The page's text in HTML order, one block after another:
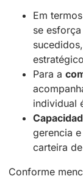
Em
se
Para a
individual
gerencia
carteira
Conforme